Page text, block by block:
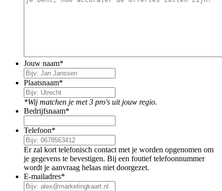
Jouw naam*
Plaatsnaam*
*Wij matchen je met 3 pro's uit jouw regio.
Bedrijfsnaam*
Telefoon*
Er zal kort telefonisch contact met je worden opgenomen om
je gegevens te bevestigen. Bij een foutief telefoonnummer
wordt je aanvraag helaas niet doorgezet.
E-mailadres*